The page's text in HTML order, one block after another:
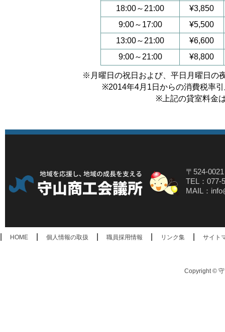
18:00～21:00
¥3,850
9:00～17:00
¥5,500
13:00～21:00
¥6,600
9:00～21:00
¥8,800
※月曜日の祝日および、平日月曜日の
※2014年4月1日からの消費税率
※上記の貸室料金
〒524-
TEL：077-
MAIL：
HOME 個人情報の取扱 職員採用情報 リンク集 サイト
Copyright ©